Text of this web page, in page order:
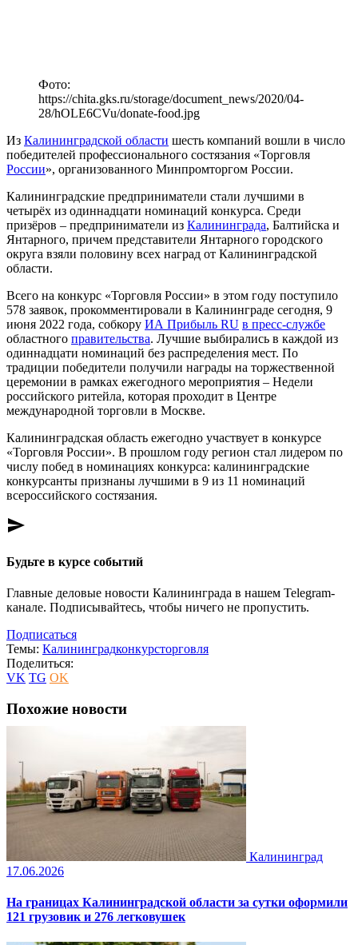
Фото:
https://chita.gks.ru/storage/document_news/2020/04-
28/hOLE6CVu/donate-food.jpg
Из Калининградской области шесть компаний вошли в число
победителей профессионального состязания «Торговля
России», организованного Минпромторгом России.
Калининградские предприниматели стали лучшими в
четырёх из одиннадцати номинаций конкурса. Среди
призёров – предприниматели из Калининграда, Балтийска и
Янтарного, причем представители Янтарного городского
округа взяли половину всех наград от Калининградской
области.
Всего на конкурс «Торговля России» в этом году поступило
578 заявок, прокомментировали в Калининграде сегодня, 9
июня 2022 года, собкору ИА Прибыль RU в пресс-службе
областного правительства. Лучшие выбирались в каждой из
одиннадцати номинаций без распределения мест. По
традиции победители получили награды на торжественной
церемонии в рамках ежегодного мероприятия – Недели
российского ритейла, которая проходит в Центре
международной торговли в Москве.
Калининградская область ежегодно участвует в конкурсе
«Торговля России». В прошлом году регион стал лидером по
числу побед в номинациях конкурса: калининградские
конкурсанты признаны лучшими в 9 из 11 номинаций
всероссийского состязания.
send
Будьте в курсе событий
Главные деловые новости Калининграда в нашем Telegram-
канале. Подписывайтесь, чтобы ничего не пропустить.
Подписаться
Темы: Калининградконкурсторговля
Поделиться:
VK TG OK
Похожие новости
Калининград
17.06.2026
На границах Калининградской области за сутки оформили
121 грузовик и 276 легковушек